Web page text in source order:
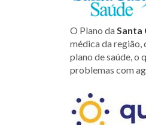
O Plano daSanta
médica da região,
plano de saúde, o
problemas com